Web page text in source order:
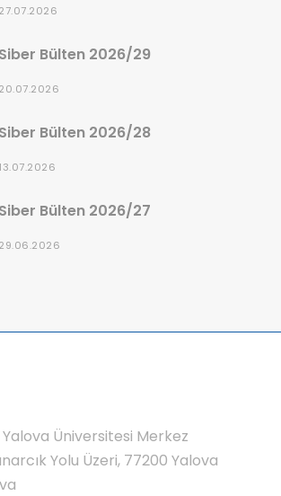
27.07.2026
Siber Bülten 2026/29
20.07.2026
Siber Bülten 2026/28
13.07.2026
Siber Bülten 2026/27
29.06.2026
Üniversitesi Merkez
Yolu Üzeri, 77200 Yalova